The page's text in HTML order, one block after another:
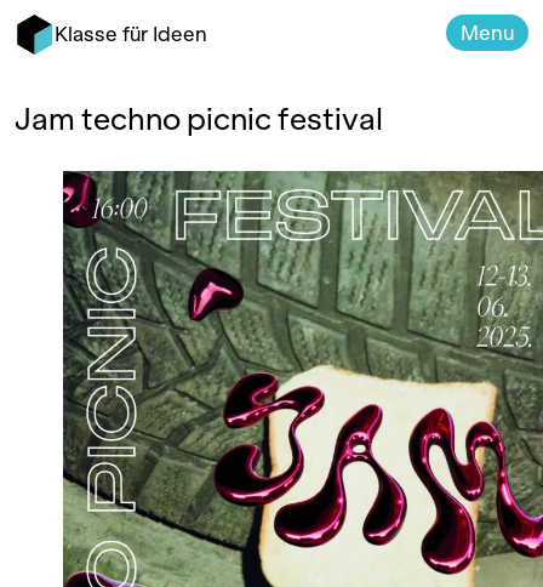
Klasse für Ideen Menu
Jam techno picnic festival